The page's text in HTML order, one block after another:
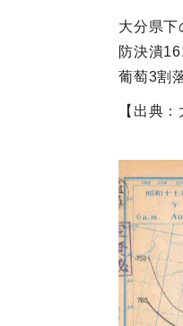
大分県
防決潰
葡萄3割
【出典